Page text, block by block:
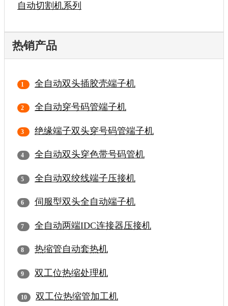
自动切割机系列
热销产品
全自动双头插胶壳端子机
全自动穿号码管端子机
绝缘端子双头穿号码管端子机
全自动双头穿色带号码管机
全自动双绞线端子压接机
伺服型双头全自动端子机
全自动两端IDC连接器压接机
热缩管自动套热机
双工位热缩处理机
双工位热缩管加工机